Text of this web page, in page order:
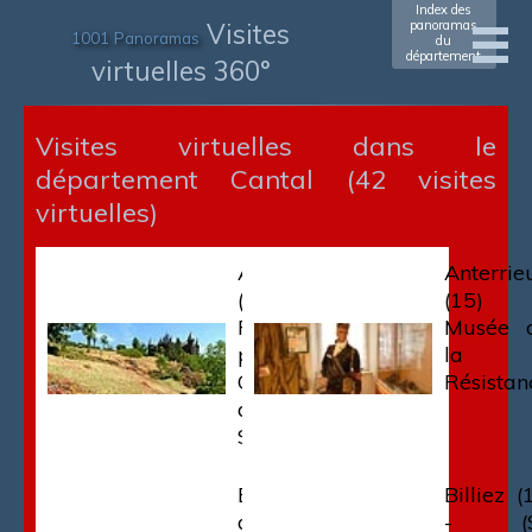
1001 Panoramas Visites
virtuelles 360°
Index des
panoramas
du
département
Visites virtuelles dans le
département Cantal (42 visites
virtuelles)
Andelat
(15) -
Paysage
près du
Château
de
Sailhant
(15)
Musée
la
Barrage
de
Billiez
-